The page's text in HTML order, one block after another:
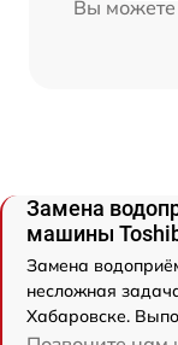
Вы можете
Замена
машины
Замена
несложная
Хабаровске.